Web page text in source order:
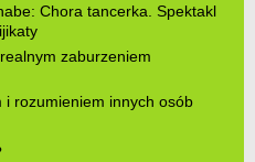
Chora tancerka. Spektakl
zaburzeniem
i rozumieniem innych osób